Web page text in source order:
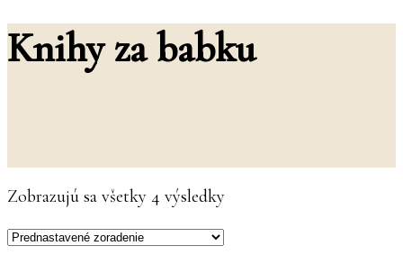
Knihy za babku
Zobrazujú sa všetky 4 výsledky